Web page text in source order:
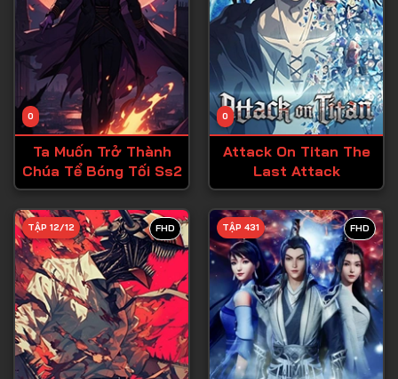
Tập 22
Tập 24
Tập 25
Tập 26
Tập 27
Tập 29
Tập 30
Tập 31
Tập 32
Tập 33
0
Ta Muốn Trở Thành
Chúa Tể Bóng Tối Ss2
0
Attack On Titan The
Last Attack
FHD
TẬP 12/12 FHD
TẬP 431